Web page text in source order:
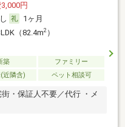
円
1ヶ月
（82.4m2）
築
ファミリー
近隣含) ペット相談可
・保証人不要／代行 ・メ